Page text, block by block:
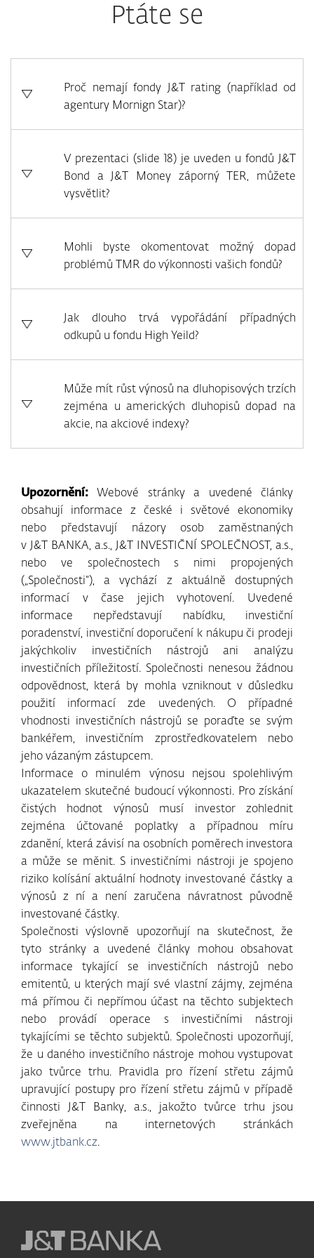
Ptáte se
Proč nemají fondy J&T rating (například od
agentury Mornign Star)?
V prezentaci (slide 18) je uveden u fondů J&T
Bond a J&T Money záporný TER, můžete
vysvětlit?
Mohli byste okomentovat možný dopad
problémů TMR do výkonnosti vašich fondů?
Jak dlouho trvá vypořádání případných
odkupů u fondu High Yeild?
Může mít růst výnosů na dluhopisových trzích
zejména u amerických dluhopisů dopad na
akcie, na akciové indexy?
Upozornění: Webové stránky a uvedené články
obsahují informace z české i světové ekonomiky
nebo představují názory osob zaměstnaných
v J&T BANKA, a.s., J&T INVESTIČNÍ SPOLEČNOST, a.s.,
nebo ve společnostech s nimi propojených
(„Společnosti“), a vychází z aktuálně dostupných
informací v čase jejich vyhotovení. Uvedené
informace nepředstavují nabídku, investiční
poradenství, investiční doporučení k nákupu či prodeji
jakýchkoliv investičních nástrojů ani analýzu
investičních příležitostí. Společnosti nenesou žádnou
odpovědnost, která by mohla vzniknout v důsledku
použití informací zde uvedených. O případné
vhodnosti investičních nástrojů se poraďte se svým
bankéřem, investičním zprostředkovatelem nebo
jeho vázaným zástupcem.
Informace o minulém výnosu nejsou spolehlivým
ukazatelem skutečné budoucí výkonnosti. Pro získání
čistých hodnot výnosů musí investor zohlednit
zejména účtované poplatky a případnou míru
zdanění, která závisí na osobních poměrech investora
a může se měnit. S investičními nástroji je spojeno
riziko kolísání aktuální hodnoty investované částky a
výnosů z ní a není zaručena návratnost původně
investované částky.
Společnosti výslovně upozorňují na skutečnost, že
tyto stránky a uvedené články mohou obsahovat
informace tykající se investičních nástrojů nebo
emitentů, u kterých mají své vlastní zájmy, zejména
má přímou či nepřímou účast na těchto subjektech
nebo provádí operace s investičními nástroji
tykajícími se těchto subjektů. Společnosti upozorňují,
že u daného investičního nástroje mohou vystupovat
jako tvůrce trhu. Pravidla pro řízení střetu zájmů
upravující postupy pro řízení střetu zájmů v případě
činnosti J&T Banky, a.s., jakožto tvůrce trhu jsou
zveřejněna na internetových stránkách
www.jtbank.cz.